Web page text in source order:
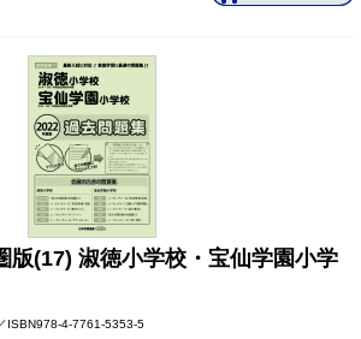
版(17) 淑徳小学校・宝仙学園小学
ISBN978-4-7761-5353-5